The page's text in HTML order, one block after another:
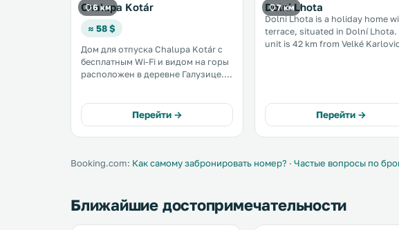
6 км
Chalupa Kotár
≈ 58 $
Дом для отпуска Chalupa Kotár с
бесплатным Wi-Fi и видом на горы
расположен в деревне Галузице. В
принадлежностями для барбекю в
саду. К услугам гостей бесплатная
частная парковка на территории. .
Перейти →
7 км
Dolni Lhota
Dolni Lhota is a holiday home
terrace, situated in Dolní Lhota. The
unit is 42 km from Velké
Перейти →
Booking.com: Как самому забронировать номер? · Частые вопросы по
Ближайшие достопримечательности